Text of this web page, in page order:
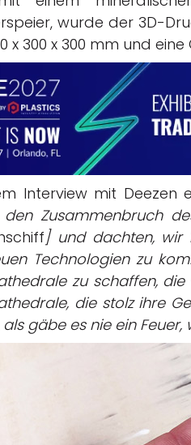
wurde der 3D-
x 300 x 300 mm und
Interview mit Deezen
den Zusammenbruch
] und dachten, wir
Technologien zu
zu schaffen,
die stolz ihre
als gäbe es nie ein